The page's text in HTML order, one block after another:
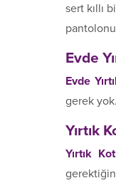
sert kıllı
Evde
Evde
gerek
Yırtık
Yırtık